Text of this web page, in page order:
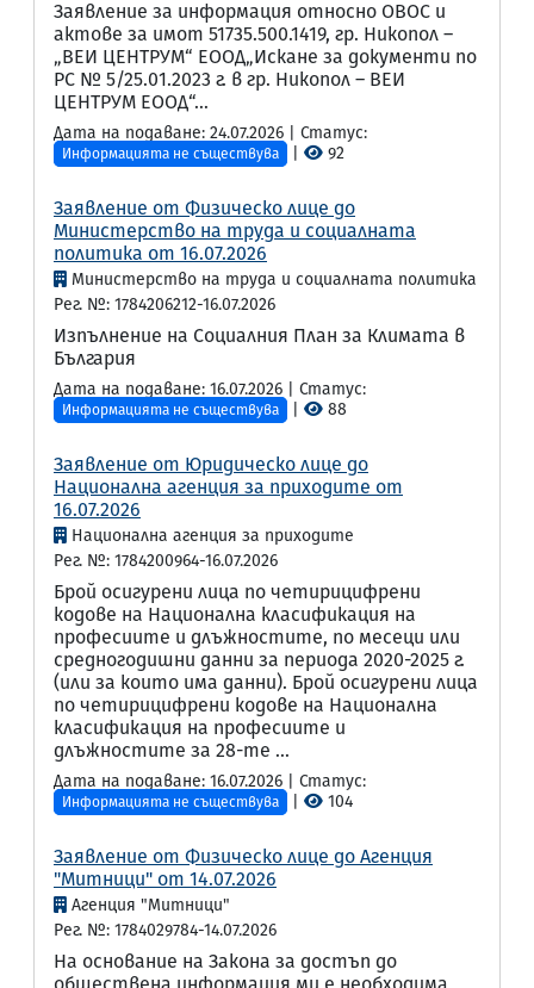
Заявление за информация относно ОВОС и
актове за имот 51735.500.1419, гр. Никопол –
„ВЕИ ЦЕНТРУМ“ ЕООД„Искане за документи по
РС № 5/25.01.2023 г. в гр. Никопол – ВЕИ
ЦЕНТРУМ ЕООД“...
Дата на подаване: 24.07.2026 | Статус:
Информацията не съществува 92
Заявление от Физическо лице до
Министерство на труда и социалната
политика от 16.07.2026
Министерство на труда и социалната политика
Рег. №: 1784206212-16.07.2026
Изпълнение на Социалния План за Климата в
България
Дата на подаване: 16.07.2026 | Статус:
Информацията не съществува 88
Заявление от Юридическо лице до
Национална агенция за приходите от
16.07.2026
Национална агенция за приходите
Рег. №: 1784200964-16.07.2026
Брой осигурени лица по четирицифрени
кодове на Национална класификация на
професиите и длъжностите, по месеци или
средногодишни данни за периода 2020-2025 г.
(или за които има данни). Брой осигурени лица
по четирицифрени кодове на Национална
класификация на професиите и
длъжностите за 28-те ...
Дата на подаване: 16.07.2026 | Статус:
Информацията не съществува 104
Заявление от Физическо лице до Агенция
"Митници" от 14.07.2026
Агенция "Митници"
Рег. №: 1784029784-14.07.2026
На основание на Закона за достъп до